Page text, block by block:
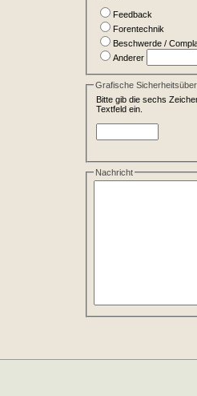
Feedback
Forentechnik
Beschwerde /
Anderer
Grafische
Bitte gib die sechs
Textfeld ein.
Nachricht